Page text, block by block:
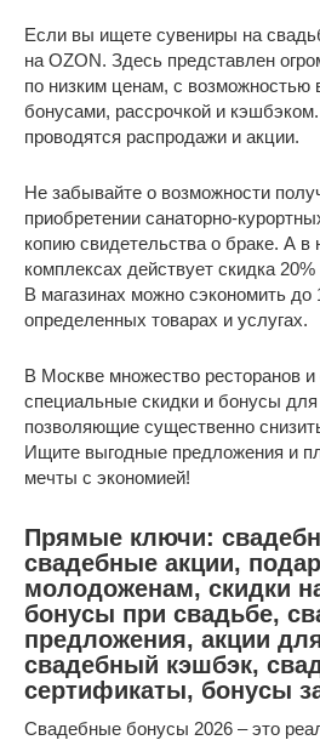
Если вы ищете сувениры на
на OZON. Здесь представлен
по низким ценам, с возможностью
бонусами, рассрочкой и
проводятся распродажи и акции.
Не забывайте о возможности
приобретении санаторно-
копию свидетельства о браке. А в
комплексах действует скидка
В магазинах можно сэкономить до
определенных товарах и услугах.
В Москве множество ресторанов и
специальные скидки и бонусы
позволяющие существенно
Ищите выгодные предложения и
мечты с экономией!
Прямые ключи:
свадебные акции,
молодоженам, скидки
бонусы при свадьбе,
предложения, акции
свадебный кэшбэк,
сертификаты, бонусы
Свадебные бонусы 2026 – это